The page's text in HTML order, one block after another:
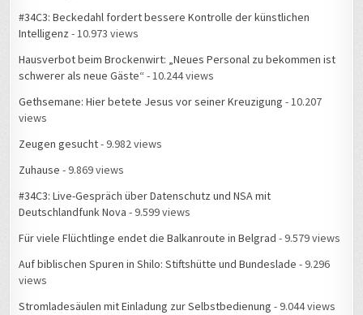
#34C3: Beckedahl fordert bessere Kontrolle der künstlichen
Intelligenz - 10.973 views
Hausverbot beim Brockenwirt: „Neues Personal zu bekommen ist
schwerer als neue Gäste“ - 10.244 views
Gethsemane: Hier betete Jesus vor seiner Kreuzigung - 10.207
views
Zeugen gesucht- 9.982 views
Zuhause - 9.869 views
#34C3: Live-Gespräch über Datenschutz und NSA mit
Deutschlandfunk Nova - 9.599 views
Für viele Flüchtlinge endet die Balkanroute in Belgrad - 9.579 views
Auf biblischen Spuren in Shilo: Stiftshütte und Bundeslade - 9.296
views
Stromladesäulen mit Einladung zur Selbstbedienung - 9.044 views